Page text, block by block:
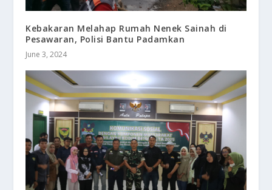
Kebakaran Melahap Rumah Nenek Sainah di
Pesawaran, Polisi Bantu Padamkan
June 3, 2024